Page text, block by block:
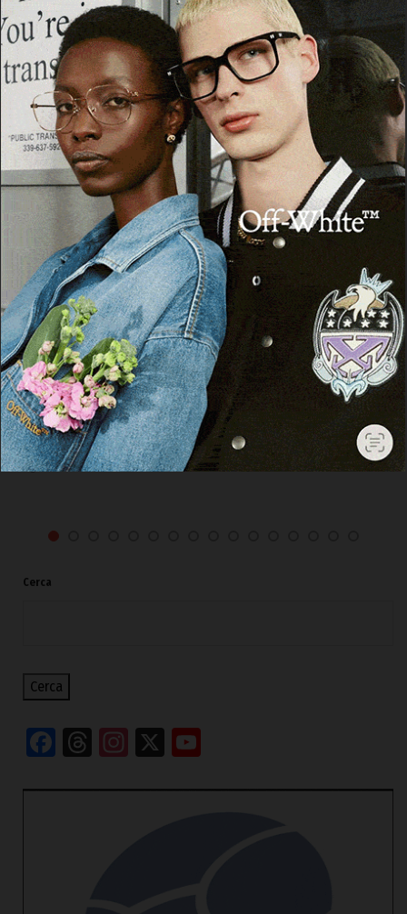
POTREBBE PIACERTI ANCHE
OZIERI
Criticità nella biblioteca di Ozieri, arrivano le
repliche dell’Istituzione San Michele e del
Comune
8 Agosto 2026, 16:44
Cerca
Cerca
Facebook
Threads
Instagram
X